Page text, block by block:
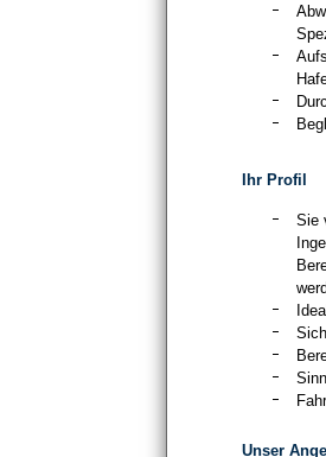
Ihr Profil
Sie
Unser